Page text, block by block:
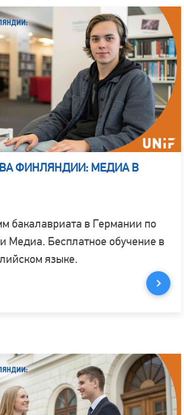
ФИНЛЯНДИИ: МЕДИА В
бакалавриата в Германии по
Медиа. Бесплатное обучение в
языке.